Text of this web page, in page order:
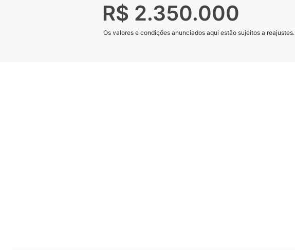
R$ 2.350.000
Os valores e condições anunciados aqui estão sujeitos a reajustes.